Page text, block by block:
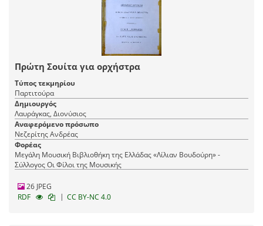
Πρώτη Σουίτα για ορχήστρα
Τύπος τεκμηρίου
Παρτιτούρα
Δημιουργός
Λαυράγκας, Διονύσιος
Αναφερόμενο πρόσωπο
Νεζερίτης Ανδρέας
Φορέας
Μεγάλη Μουσική Βιβλιοθήκη της Ελλάδας «Λίλιαν Βουδούρη» -
Σύλλογος Οι Φίλοι της Μουσικής
26 JPEG
RDF
| CC BY-NC 4.0